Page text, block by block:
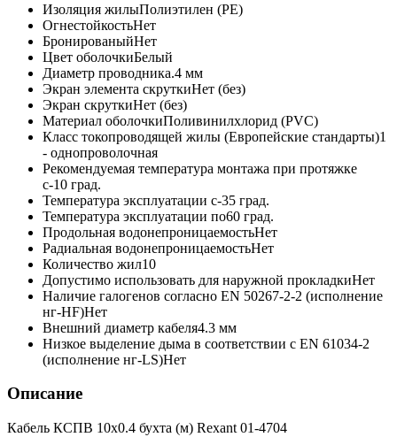
Изоляция жилыПолиэтилен (PE)
ОгнестойкостьНет
БронированыйНет
Цвет оболочкиБелый
Диаметр проводника.4 мм
Экран элемента скруткиНет (без)
Экран скруткиНет (без)
Материал оболочкиПоливинилхлорид (PVC)
Класс токопроводящей жилы (Европейские стандарты)1
- однопроволочная
Рекомендуемая температура монтажа при протяжке
с-10 град.
Температура эксплуатации с-35 град.
Температура эксплуатации по60 град.
Продольная водонепроницаемостьНет
Радиальная водонепроницаемостьНет
Количество жил10
Допустимо использовать для наружной прокладкиНет
Наличие галогенов согласно EN 50267-2-2 (исполнение
нг-HF)Нет
Внешний диаметр кабеля4.3 мм
Низкое выделение дыма в соответствии с EN 61034-2
(исполнение нг-LS)Нет
Описание
Кабель КСПВ 10х0.4 бухта (м) Rexant 01-4704